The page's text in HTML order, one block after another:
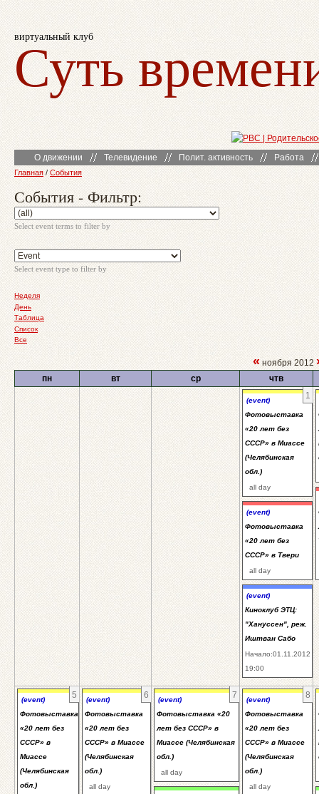
виртуальный клуб
Суть
О движении Телевидение Полит. активность Работа
Главная / События
События - Фильтр:
Select event terms to filter by
Select event type to filter by
Неделя
День
Таблица
Список
Все
« ноября 2012
пн вт ср
чтв
1
(event)
Фотовыставка
«20 лет без
СССР» в Миассе
(Челябинская
обл.)
all day
(event)
Фотовыставка
«20 лет без
СССР» в Твери
all day
(event)
Киноклуб ЭТЦ:
"Хануссен", реж.
Иштван Сабо
Начало:01.11.2012
19:00
5
(event)
Фотовыставка
«20 лет без
СССР» в
Миассе
(Челябинская
обл.)
6
(event)
Фотовыставка
«20 лет без
СССР» в Миассе
(Челябинская
обл.)
all day
7
(event)
Фотовыставка «20
лет без СССР» в
Миассе (Челябинская
обл.)
all day
8
(event)
Фотовыставка
«20 лет без
СССР» в Миассе
(Челябинская
обл.)
all day